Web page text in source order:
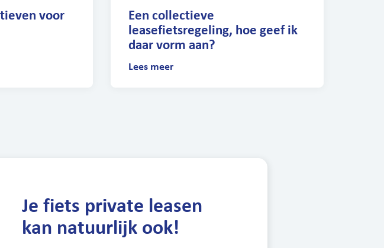
voor
Een collectieve
leasefietsregeling, hoe geef ik
daar vorm aan?
Lees meer
Je fiets private leasen
kan natuurlijk ook!